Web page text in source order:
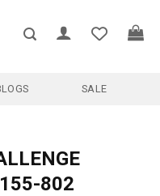
SALE
802